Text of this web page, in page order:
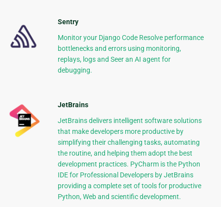
Sentry
Monitor your Django Code Resolve performance
bottlenecks and errors using monitoring,
replays, logs and Seer an AI agent for
debugging.
JetBrains
JetBrains delivers intelligent software solutions
that make developers more productive by
simplifying their challenging tasks, automating
the routine, and helping them adopt the best
development practices. PyCharm is the Python
IDE for Professional Developers by JetBrains
providing a complete set of tools for productive
Python, Web and scientific development.